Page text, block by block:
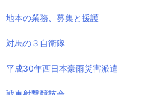
地本の業務、募集と援護
対馬の３自衛隊
平成30年西日本豪雨災害派遣